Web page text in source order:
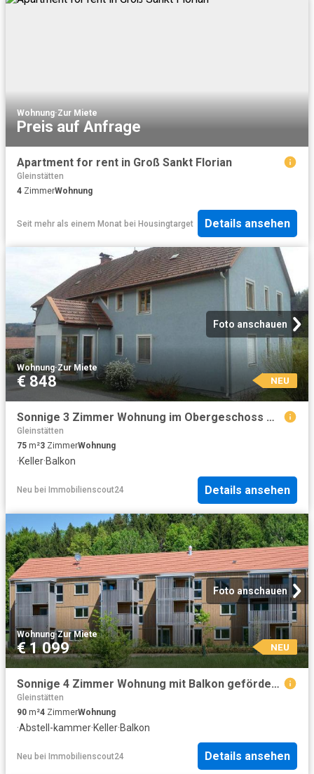
Wohnung·Zur Miete
Preis auf Anfrage
Apartment for rent in Groß Sankt Florian
Gleinstätten
4 ZimmerWohnung
Seit mehr als einem Monat bei Housingtarget Details ansehen
Foto anschauen
Wohnung·Zur Miete
€ 848 NEU
Sonnige 3 Zimmer Wohnung im Obergeschoss mit Balkon geförderte Miete ODER geförderte Miete mit Kaufoption 3 Zimmer
Gleinstätten
75 m²3 ZimmerWohnung
·Keller·Balkon
Neu bei Immobilienscout24 Details ansehen
Foto anschauen
Wohnung·Zur Miete
€ 1 099 NEU
Sonnige 4 Zimmer Wohnung mit Balkon geförderte Miete 4 Zimmer
Gleinstätten
90 m²4 ZimmerWohnung
·Abstell-kammer·Keller·Balkon
Neu bei Immobilienscout24 Details ansehen